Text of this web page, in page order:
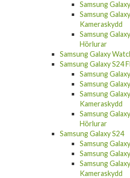
Samsung
Samsung
Kameraskydd
Samsung
Hörlurar
Samsung Galaxy
Samsung Galaxy S24
Samsung
Samsung
Samsung
Kameraskydd
Samsung
Hörlurar
Samsung Galaxy S24
Samsung
Samsung
Samsung
Kameraskydd